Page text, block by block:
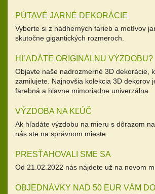
PÚTAVÉ JARNÉ DEKORÁCIE
Vyberte si z nádherných farieb a motívov
skutočne gigantických rozmeroch.
HĽADÁTE ORIGINÁLNU VÝZDOBU?
Objavte naše nadrozmerné 3D dekorácie,
zamilujete. Najnovšia kolekcia 3D dekorov
farebná a hlavne mimoriadne univerzálna.
VÝZDOBA NA KĽÚČ
Ak hľadáte výzdobu na mieru s dôrazom
nás ste na správnom mieste.
PRESŤAHOVALI SME SA
Od 21.02.2022 nás nájdete už na novom
OBJEDNÁVKY NAD 50 EUR VÁM